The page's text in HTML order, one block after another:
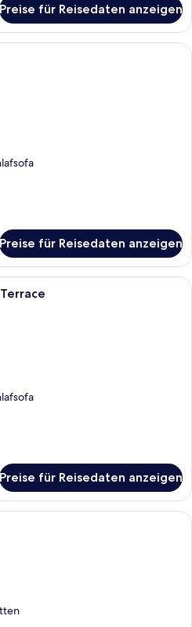
Preise für Reisedaten anzeigen
Ein modernes Hotelzimmer mit
Preise für Reisedaten anzeigen
Ein modernes Hotelzimmer mit
Preise für Reisedaten anzeigen
Ein modernes Hotelzimmer mit